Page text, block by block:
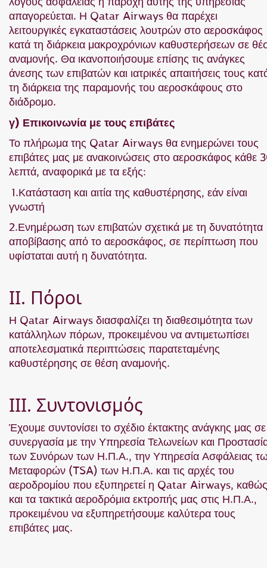
απαγορεύεται. Η Qatar Airways θα παρέχει
λειτουργικές εγκαταστάσεις λουτρών στο αεροσκάφος
κατά τη διάρκεια μακροχρόνιων καθυστερήσεων σε
αναμονής. Θα ικανοποιήσουμε επίσης τις ανάγκες
άνεσης των επιβατών και ιατρικές απαιτήσεις τους
τη διάρκεια της παραμονής του αεροσκάφους στο
διάδρομο.
γ) Επικοινωνία με τους επιβάτες
Το πλήρωμα της Qatar Airways θα ενημερώνει τους
επιβάτες μας με ανακοινώσεις στο αεροσκάφος κάθε
λεπτά, αναφορικά με τα εξής:
1.Κατάσταση και αιτία της καθυστέρησης, εάν είναι
γνωστή
2.Ενημέρωση των επιβατών σχετικά με τη δυνατότητα
αποβίβασης από το αεροσκάφος, σε περίπτωση που
υφίσταται αυτή η δυνατότητα.
II. Πόροι
Η Qatar Airways διασφαλίζει τη διαθεσιμότητα των
κατάλληλων πόρων, προκειμένου να αντιμετωπίσει
αποτελεσματικά περιπτώσεις παρατεταμένης
καθυστέρησης σε θέση αναμονής.
III. Συντονισμός
Έχουμε συντονίσει το σχέδιο έκτακτης ανάγκης μας σε
συνεργασία με την Υπηρεσία Τελωνείων και
των Συνόρων των Η.Π.Α., την Υπηρεσία Ασφάλειας
Μεταφορών (TSA) των Η.Π.Α. και τις αρχές του
αεροδρομίου που εξυπηρετεί η Qatar Airways, καθώς
και τα τακτικά αεροδρόμια εκτροπής μας στις Η.Π.Α.,
προκειμένου να εξυπηρετήσουμε καλύτερα τους
επιβάτες μας.